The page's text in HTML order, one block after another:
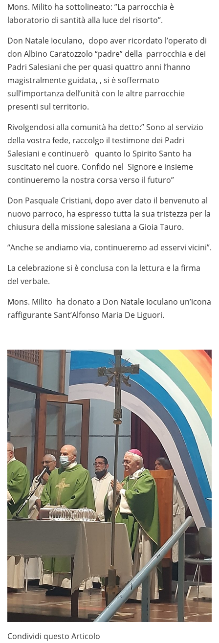
Mons. Milito ha sottolineato: ”La parrocchia è
laboratorio di santità alla luce del risorto”.
Don Natale Ioculano, dopo aver ricordato l’operato di
don Albino Caratozzolo “padre” della parrocchia e dei
Padri Salesiani che per quasi quattro anni l’hanno
magistralmente guidata, , si è soffermato
sull’importanza dell’unità con le altre parrocchie
presenti sul territorio.
Rivolgendosi alla comunità ha detto:” Sono al servizio
della vostra fede, raccolgo il testimone dei Padri
Salesiani e continuerò quanto lo Spirito Santo ha
suscitato nel cuore. Confido nel Signore e insieme
continueremo la nostra corsa verso il futuro”
Don Pasquale Cristiani, dopo aver dato il benvenuto al
nuovo parroco, ha espresso tutta la sua tristezza per la
chiusura della missione salesiana a Gioia Tauro.
“Anche se andiamo via, continueremo ad esservi vicini”.
La celebrazione si è conclusa con la lettura e la firma
del verbale.
Mons. Milito ha donato a Don Natale Ioculano un’icona
raffigurante Sant’Alfonso Maria De Liguori.
Condividi questo Articolo